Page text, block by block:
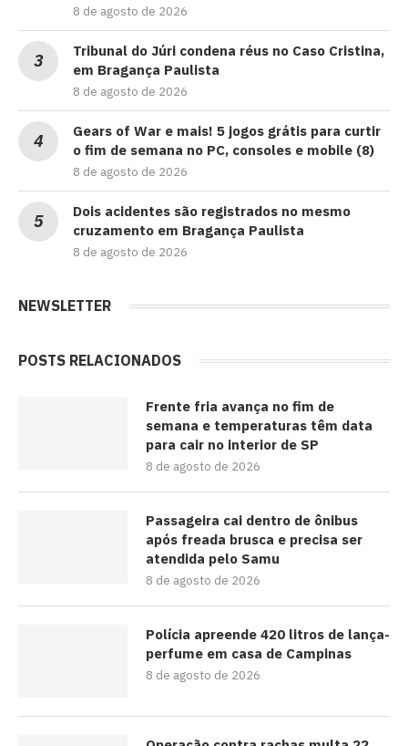
8 de agosto de 2026
Tribunal do Júri condena réus no Caso Cristina,
em Bragança Paulista
8 de agosto de 2026
Gears of War e mais! 5 jogos grátis para curtir
o fim de semana no PC, consoles e mobile (8)
8 de agosto de 2026
Dois acidentes são registrados no mesmo
cruzamento em Bragança Paulista
8 de agosto de 2026
NEWSLETTER
POSTS RELACIONADOS
Frente fria avança no fim de
semana e temperaturas têm data
para cair no interior de SP
8 de agosto de 2026
Passageira cai dentro de ônibus
após freada brusca e precisa ser
atendida pelo Samu
8 de agosto de 2026
Polícia apreende 420 litros de lança-
perfume em casa de Campinas
8 de agosto de 2026